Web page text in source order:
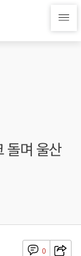
돌며 울산
0